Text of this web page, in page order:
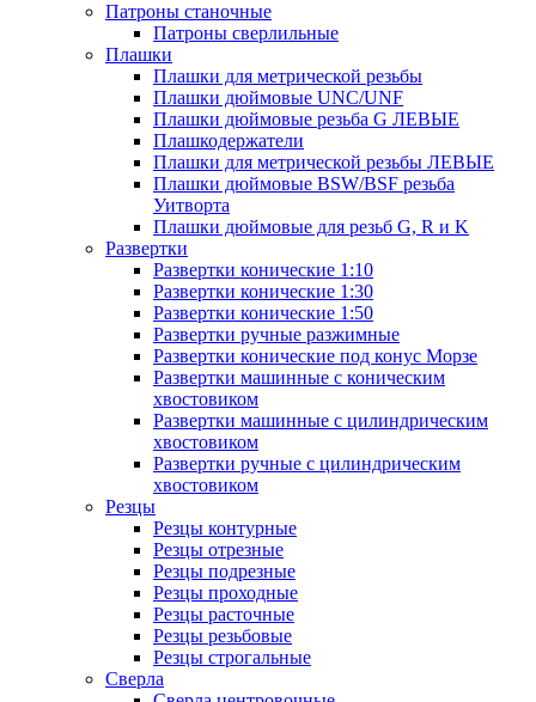
Патроны станочные
Патроны сверлильные
Плашки
Плашки для метрической резьбы
Плашки дюймовые UNC/UNF
Плашки дюймовые резьба G ЛЕВЫЕ
Плашкодержатели
Плашки для метрической резьбы ЛЕВЫЕ
Плашки дюймовые BSW/BSF резьба
Уитворта
Плашки дюймовые для резьб G, R и K
Развертки
Развертки конические 1:10
Развертки конические 1:30
Развертки конические 1:50
Развертки ручные разжимные
Развертки конические под конус Морзе
Развертки машинные с коническим
хвостовиком
Развертки машинные с цилиндрическим
хвостовиком
Развертки ручные с цилиндрическим
хвостовиком
Резцы
Резцы контурные
Резцы отрезные
Резцы подрезные
Резцы проходные
Резцы расточные
Резцы резьбовые
Резцы строгальные
Сверла